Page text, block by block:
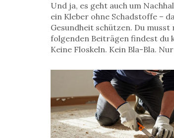
Und ja, es geht auch um
ein Kleber ohne Schadstoffe –
Gesundheit schützen. Du
folgenden Beiträgen findest du
Keine Floskeln. Kein Bla-Bla.